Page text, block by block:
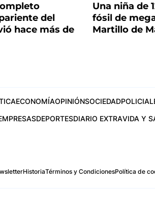
del
hace más de
Una niña de
fósil de
Martillo de
ECONOMÍAOPINIÓNSOCIEDAD
DEPORTESDIARIO EXTRAVIDA Y
HistoriaTérminos y CondicionesPolítica de